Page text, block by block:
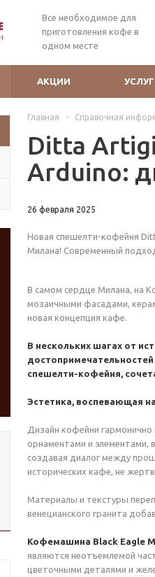
Все необходимое для
приготовления кофе в
одном месте
АКЦИИ
Главная - Справочная
Ditta
Arduino:
26 февраля 2025
Новая спешелти-кофейня
Милана! Современный
В самом сердце Милана, на
мозаичными фасадами,
новая концепция кафе.
В нескольких шагах от
спешелти-кофейня,
Эстетика, воспевающая
Дизайн кофейни
орнаментами и элементами,
создавая диалог между
исторических кафе, не
Материалы и текстуры
венецианского гранита
Кофемашина Black Eagle
являются неотъемлемой
цветочными деталями и